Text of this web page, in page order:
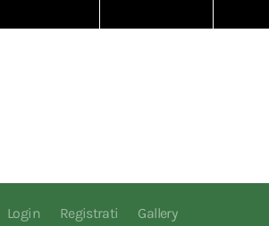
Login Registrati Gallery